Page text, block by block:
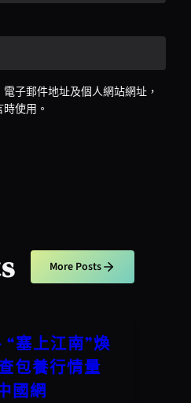
子郵件地址及個人網站網址，
使用。
More Posts
塞上江南”煥
包養行情量
國網